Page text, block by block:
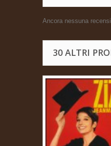
Ancora nessuna
30 ALTRI